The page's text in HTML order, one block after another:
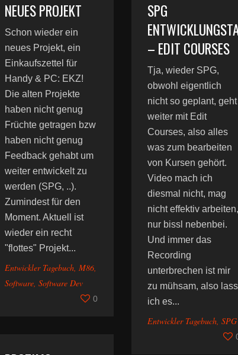
NEUES PROJEKT
Schon wieder ein
neues Projekt, ein
Einkaufszettel für
Handy & PC: EKZ!
Die alten Projekte
haben nicht genug
Früchte getragen bzw
haben nicht genug
Feedback gehabt um
weiter entwickelt zu
werden (SPG, ..).
Zumindest für den
Moment. Aktuell ist
wieder ein recht
"flottes" Projekt...
Entwickler Tagebuch, M86,
Software, Software Dev
0
SPG
– EDIT COURSES
Tja, wieder SPG,
obwohl eigentlich
nicht so geplant, geht
weiter mit Edit
Courses, also alles
was zum bearbeiten
von Kursen gehört.
Video mach ich
diesmal nicht, mag
nicht effektiv arbeiten,
nur bissl nebenbei.
Und immer das
Recording
unterbrechen ist mir
zu mühsam, also lass
ich es...
Entwickler Tagebuch, SPG